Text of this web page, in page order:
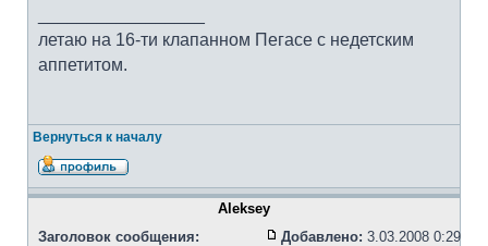
летаю на 16-ти клапанном Пегасе с недетским
аппетитом.
Вернуться к началу
Aleksey
Заголовок сообщения:
Добавлено: 3.03.2008 0:29